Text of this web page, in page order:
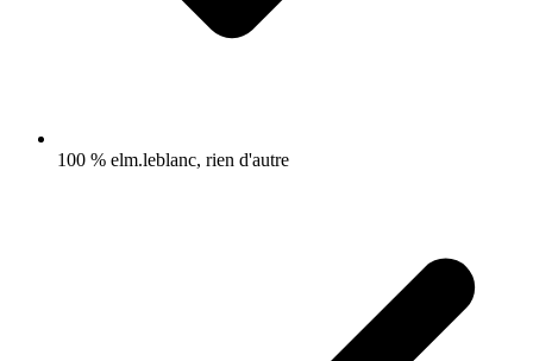
100 % elm.leblanc, rien d'autre